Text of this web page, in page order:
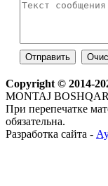
Copyright © 2014-
MONTAJ
При перепечатке
обязательна.
Разработка сайта -